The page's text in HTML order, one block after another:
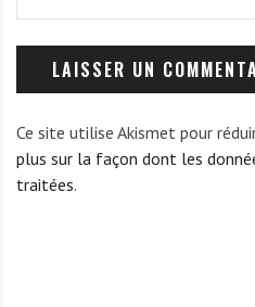
Ce site utilise Akismet pour
plus sur la façon dont les
traitées.